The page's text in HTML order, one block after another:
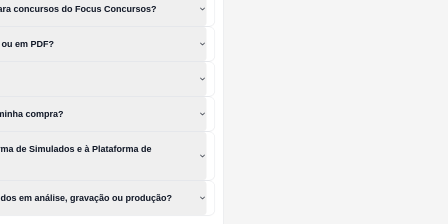
concursos do Focus Concursos?
em PDF?
compra?
de Simulados e à Plataforma de
em análise, gravação ou produção?